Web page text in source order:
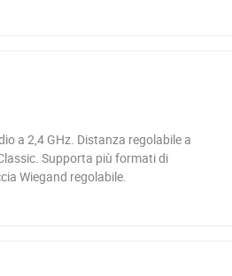
a 2,4 GHz. Distanza regolabile a
Supporta più formati di
Wiegand regolabile.